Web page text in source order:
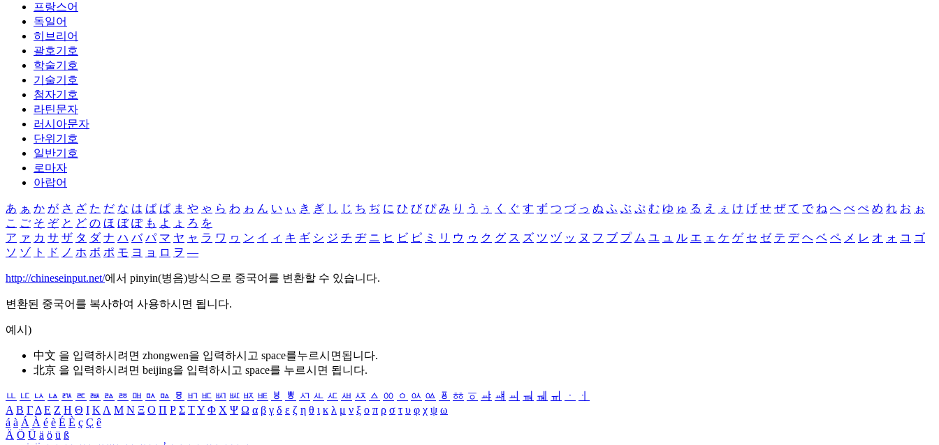
프랑스어
독일어
히브리어
괄호기호
학술기호
기술기호
첨자기호
라틴문자
러시아문자
단위기호
일반기호
로마자
아랍어
あ ぁ か が さ ざ た だ な は ば ぱ ま や ゃ ら わ ゎ ん い ぃ き ぎ し じ ち ぢ に ひ び ぴ み り う ぅ く ぐ す ず つ づ っ ぬ ふ ぶ ぷ む ゆ ゅ る え ぇ け げ せ ぜ て で ね へ べ ぺ め れ お ぉ
こ ご そ ぞ と ど の ほ ぼ ぽ も よ ょ ろ を
ア ァ カ サ ザ タ ダ ナ ハ バ パ マ ヤ ャ ラ ワ ヮ ン イ ィ キ ギ シ ジ チ ヂ ニ ヒ ビ ピ ミ リ ウ ゥ ク グ ス ズ ツ ヅ ッ ヌ フ ブ プ ム ユ ュ ル エ ェ ケ ゲ セ ゼ テ デ ヘ ベ ペ メ レ オ ォ コ ゴ
ソ ゾ ト ド ノ ホ ボ ポ モ ヨ ョ ロ ヲ ―
http://chineseinput.net/에서 pinyin(병음)방식으로 중국어를 변환할 수 있습니다.
변환된 중국어를 복사하여 사용하시면 됩니다.
예시)
中文 을 입력하시려면 zhongwen을 입력하시고 space를누르시면됩니다.
北京 을 입력하시려면 beijing을 입력하시고 space를 누르시면 됩니다.
ㅥ ㅦ ㅧ ㅨ ㅩ ㅪ ㅫ ㅬ ㅭ ㅮ ㅯ ㅰ ㅱ ㅲ ㅳ ㅴ ㅵ ㅶ ㅷ ㅸ ㅹ ㅺ ㅻ ㅼ ㅽ ㅾ ㅿ ㆀ ㆁ ㆂ ㆃ ㆄ ㆅ ㆆ ㆇ ㆈ ㆉ ㆊ ㆋ ㆌ ㆍ
ㆎ
Α Β ΓΔ Ε Ζ Η Θ Ι ΚΛ Μ Ν Ξ Ο Π Ρ Σ ΤΥ Φ Χ Ψ Ω α β γ δ ε ζ η θ ι κ λ μ ν ξ ο π ρ σ τ υ φ χ ψ ω
á à Á À é è É È ç Ç ê
Ä Ö Ü ä ö ü ß